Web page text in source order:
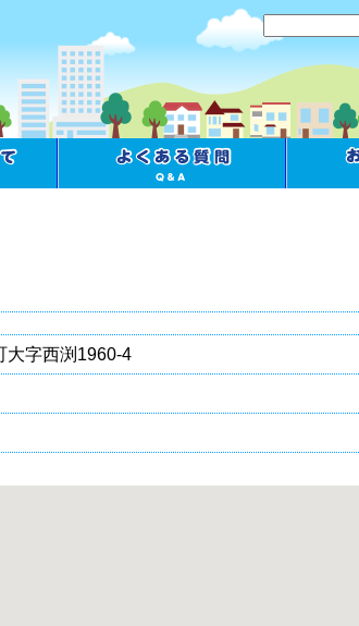
字西渕1960-4